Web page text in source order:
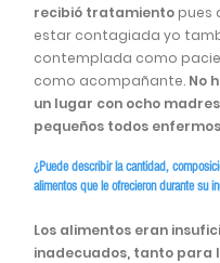
recibió tratamiento pues
estar contagiada yo
contemplada como
como acompañante. No
un lugar con ocho
pequeños todos
¿Puede describir la cantidad,
alimentos que le ofrecieron durante su
Los alimentos eran
inadecuados, tanto para